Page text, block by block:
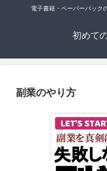
電子書籍・ペーパーバック
初めて
副業のやり方